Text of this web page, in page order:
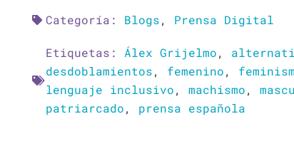
Categoría: Blogs, Prensa Digital
Etiquetas: Álex Grijelmo,
desdoblamientos, femenino,
lenguaje inclusivo, machismo,
patriarcado, prensa española